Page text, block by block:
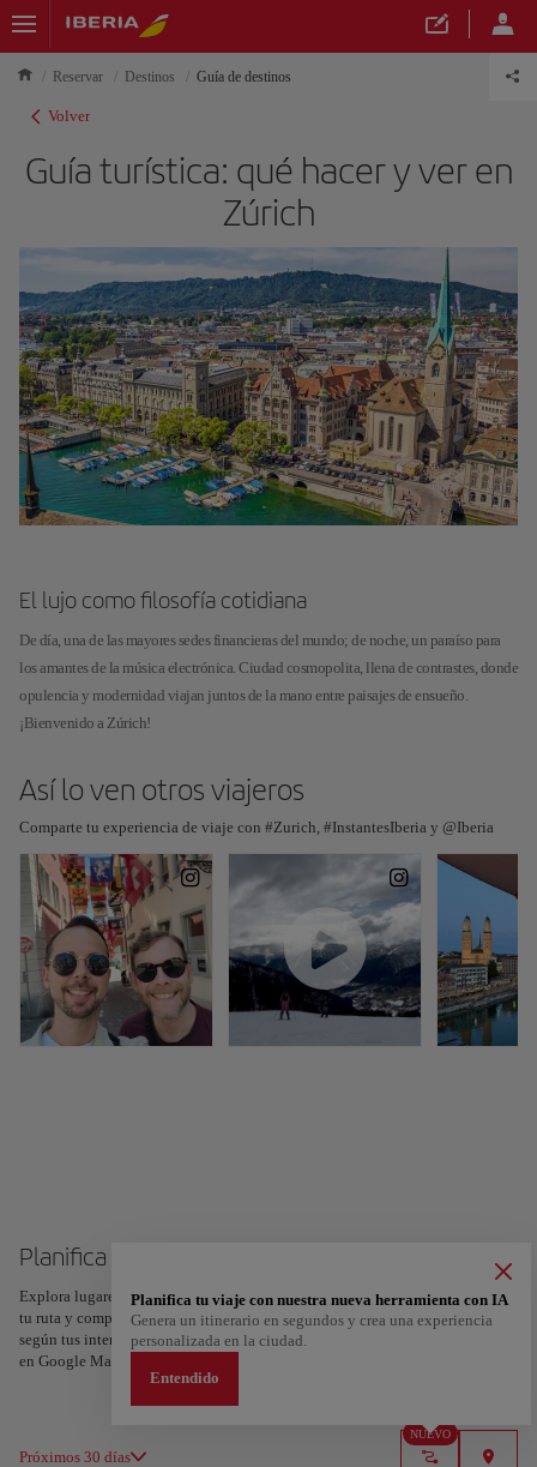
Reservar Destinos Guía de destinos
Volver
Guía turística: qué hacer y ver en
Zúrich
El lujo como filosofía cotidiana
De día, una de las mayores sedes financieras del mundo; de noche, un paraíso para
los amantes de la música electrónica. Ciudad cosmopolita, llena de contrastes, donde
opulencia y modernidad viajan juntos de la mano entre paisajes de ensueño.
¡Bienvenido a Zúrich!
Así lo ven otros viajeros
Comparte tu experiencia de viaje con #Zurich, #InstantesIberia y @Iberia
Planifica tu viaje a Zúrich
Explora lugares, experiencias y marca con el corazón tus favoritos para crear
tu ruta y compartirla. ¿Quieres más ideas? Obtén un itinerario personalizado
según tus intereses y la duración de tu viaje: en sólo dos pasos y descargable
en Google Maps.
Próximos 30 días
NUEVO
Planifica tu viaje con nuestra nueva herramienta con IA
Genera un itinerario en segundos y crea una experiencia
personalizada en la ciudad.
Entendido